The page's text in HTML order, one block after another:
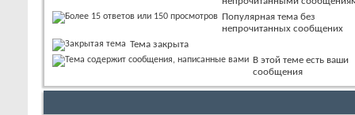
Популярная тема без
непрочитанных сообщених
Тема закрыта
В этой теме есть ваши
сообщения